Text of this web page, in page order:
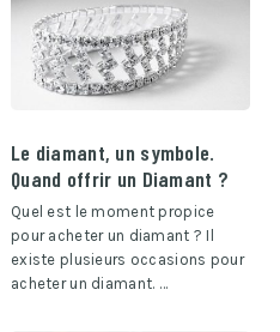
Le diamant, un symbole.
Quand offrir un Diamant ?
Quel est le moment propice
pour acheter un diamant ? Il
existe plusieurs occasions pour
acheter un diamant. …